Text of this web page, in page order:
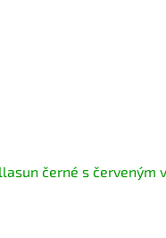
černé s červeným